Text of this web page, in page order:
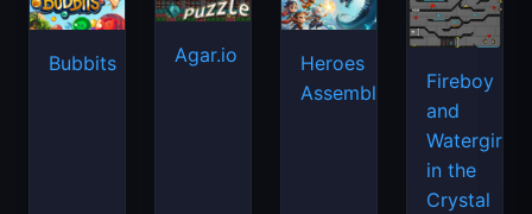
Bubbits Agar.io
Heroes
Assemble
Fireboy
and
Watergirl
in the
Crystal